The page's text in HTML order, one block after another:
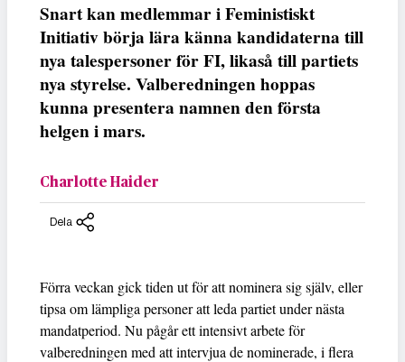
Snart kan medlemmar i Feministiskt
Initiativ börja lära känna kandidaterna till
nya talespersoner för FI, likaså till partiets
nya styrelse. Valberedningen hoppas
kunna presentera namnen den första
helgen i mars.
Charlotte Haider
Dela
Förra veckan gick tiden ut för att nominera sig själv, eller
tipsa om lämpliga personer att leda partiet under nästa
mandatperiod. Nu pågår ett intensivt arbete för
valberedningen med att intervjua de nominerade, i flera